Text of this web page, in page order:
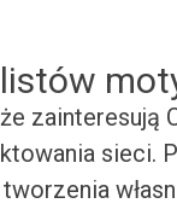
zainteresują
sieci.